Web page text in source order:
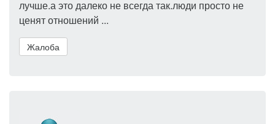
лучше.а это далеко не всегда так.люди просто не
ценят отношений ...
Жалоба